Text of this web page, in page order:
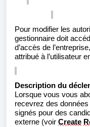
Pour modifier les
gestionnaire doit
d’accès de
attribué à l’utilisateur
Description du
Lorsque vous vous
recevrez des données
signés pour des
externe (voir Create